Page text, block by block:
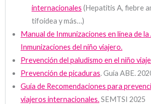
internacionales (Hepatitis A, fiebre
tifoidea y más…)
Manual de Inmunizaciones en línea de la
Inmunizaciones del niño viajero.
Prevención del paludismo en el niño
Prevención de picaduras. Guía ABE.
Guía de Recomendaciones para
viajeros internacionales.SEMTSI 2025